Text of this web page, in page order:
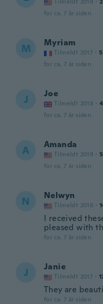
for ca. 7 år siden
M Myriam
Tilmeldt 2017 ·
for ca. 7 år siden
J Joe
Tilmeldt 2018 · 4
for ca. 7 år siden
A Amanda
Tilmeldt 2019 ·
for ca. 7 år siden
N Nelwyn
Tilmeldt 2016 ·
I received
pleased with
for ca. 7 år siden
J Janie
Tilmeldt 2017 ·
They are
for ca. 7 år siden